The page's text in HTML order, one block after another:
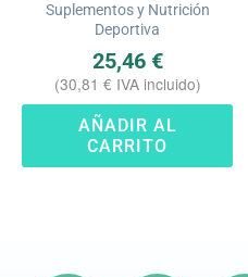
Suplementos y Nutrición
Deportiva
25,46 €
(30,81 € IVA incluido)
AÑADIR AL
CARRITO